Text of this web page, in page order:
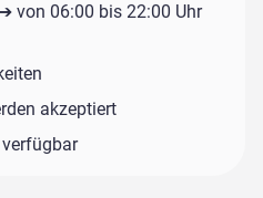
von 06:00 bis 22:00 Uhr
akzeptiert